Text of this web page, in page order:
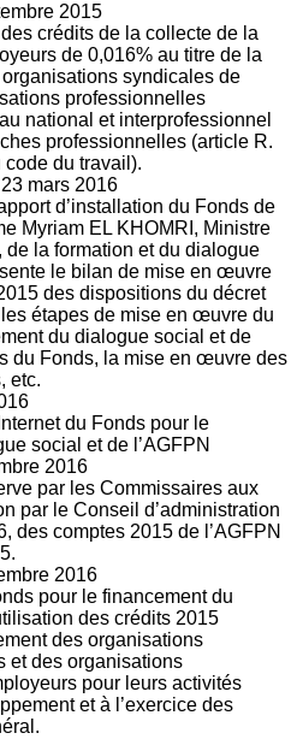
2015
crédits de la collecte de la
de 0,016% au titre de la
syndicales de
professionnelles
national et interprofessionnel
professionnelles (article R.
code du travail).
23 mars 2016
d’installation du Fonds de
Myriam EL KHOMRI, Ministre
de la formation et du dialogue
le bilan de mise en œuvre
des dispositions du décret
étapes de mise en œuvre du
du dialogue social et de
du Fonds, la mise en œuvre des
etc.
du Fonds pour le
social et de l’AGFPN
2016
par les Commissaires aux
par le Conseil d’administration
des comptes 2015 de l’AGFPN
2016
pour le financement du
des crédits 2015
des organisations
et des organisations
pour leurs activités
et à l’exercice des